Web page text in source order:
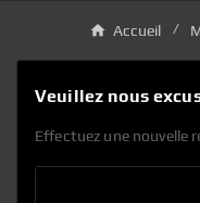
Accueil
Veuillez nous
Effectuez une nouvelle